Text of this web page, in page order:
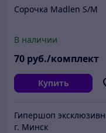
Сорочка Madlen S/M
В наличии
70 руб./комплект
Купить
г. Минск